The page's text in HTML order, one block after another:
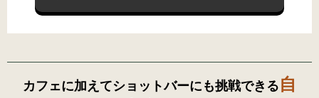
カフェに加えてショットバーにも挑戦できる 自